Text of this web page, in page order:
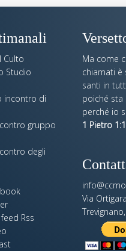
Culto
Studio
incontro di
gruppo
degli
Ma come
chiamati è
santi in
poiché sta
perché io
1 Pietro
Via